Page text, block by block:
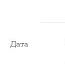
Дата